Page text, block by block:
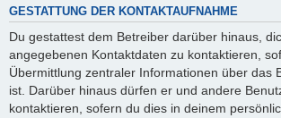
GESTATTUNG DER KONTAKTAUFNAHME
Du gestattest dem Betreiber darüber hinaus,
angegebenen Kontaktdaten zu kontaktieren,
Übermittlung zentraler Informationen über das
ist. Darüber hinaus dürfen er und andere
kontaktieren, sofern du dies in deinem